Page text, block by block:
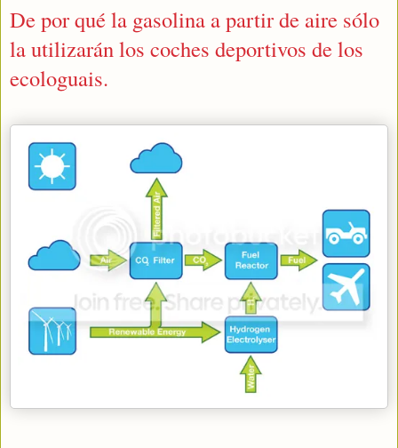
De por qué la gasolina a partir de aire sólo
la utilizarán los coches deportivos de los
ecologuais.